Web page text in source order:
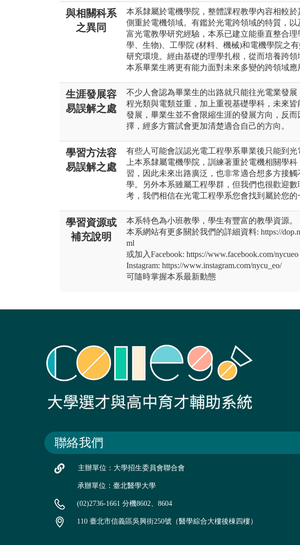
與相關科系
之異同
本系隸屬於電機學院，整體課程教學內容相較
側重於電機領域。有鑑於光電跨領域的特質，
富光電教學研究經驗，本系已建立能垂直整合
學、生物)、工學院 (材料、機械)和電機學院之
研究環境。經由基礎的理學扎根，從而培養跨領
本系畢業生將更有能力面對未來多變的跨領域應
生涯發展容
易誤解之處
不少人會認為畢業生的出路就只能往光電業發
程光類與電類並重，加上重視基礎學科，未來
發展，畢業生並不會限縮生涯的發展方向，反而
擇，經多方嘗試會更加清楚適合自己的方向。
學習方法容
易誤解之處
有些人可能會誤認光電工程學系畢業後只能到
上本系隸屬電機學院，訓練著重於電機相關學
習，因此未來出路廣泛，也非常適合想多方接觸
學。另外本系雖屬工程學群，但我們也很歡迎數
考，我們相信在光電工程學系您會找到屬於您的
學習資源或
補充說明
本系特色為小班教學，學生有豐富的教學資源。
本系網站有更多關於我們的詳細資料: https://
ml
或加入Facebook: https://www.facebook.com/nycueo
Instagram: https://www.instagram.com/nycu_eo/
可隨時掌握本系最新動態
聯絡我們
主辦單位：大學招生委員會聯合會
承辦單位：臺北醫學大學
(02)2736-1661 分機8602、8604
110 臺北市信義區吳興街250號（醫學綜合大樓後棟四樓）